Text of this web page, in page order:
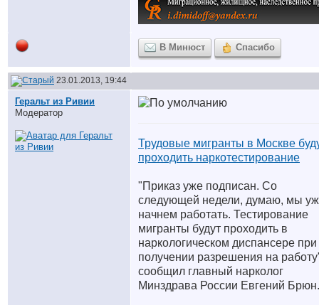
В Минюст Спасибо
23.01.2013, 19:44
Геральт из Ривии
Модератор
Трудовые мигранты в Москве
проходить наркотестирование
"Приказ уже подписан. Со
следующей недели, думаю, мы
начнем работать. Тестирование
мигранты будут проходить в
наркологическом диспансере при
получении разрешения на
сообщил главный нарколог
Минздрава России Евгений Брюн.